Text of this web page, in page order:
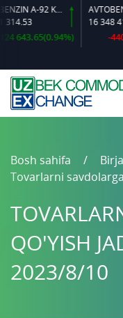
AVTOBENZIN A-92 K2-L
16 348
-440
Bosh sahifa
Tovarlarni
QO'YISH
2023/8/10